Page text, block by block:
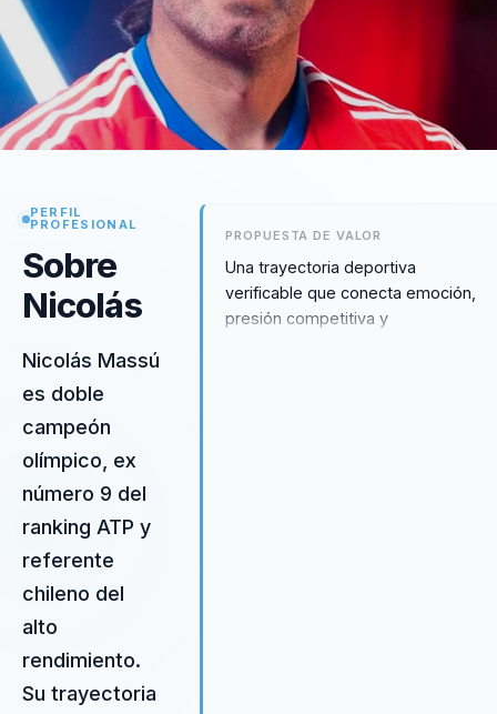
PERFIL
PROFESIONAL
Sobre
Nicolás
Nicolás Massú
es doble
campeón
olímpico, ex
número 9 del
ranking ATP y
referente
chileno del
alto
rendimiento.
Su trayectoria
PROPUESTA DE VALOR
Una trayectoria deportiva
verificable que conecta emoción,
presión competitiva y